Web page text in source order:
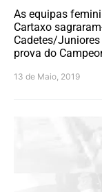
As equipas
Cartaxo
Cadetes/
prova do
13 de Maio, 2019